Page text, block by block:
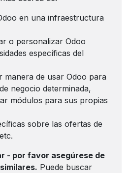
en una infraestructura
o personalizar Odoo
específicas del
manera de usar Odoo para
negocio determinada,
módulos para sus propias
sobre las ofertas de
- por favor asegúrese de
Puede buscar